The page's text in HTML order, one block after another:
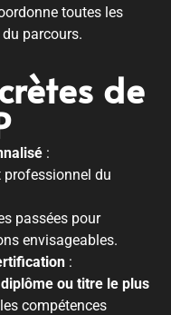
toutes les
parcours.
de
:
professionnel du
passées pour
envisageables.
:
ou titre le plus
compétences